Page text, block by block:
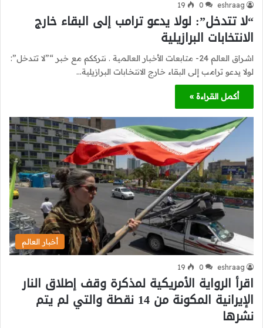
eshraag
0
19
“لا تتدخل”: لولا يدعو ترامب إلى البقاء خارج
الانتخابات البرازيلية
اشراق العالم 24- متابعات الأخبار العالمية . نترككم مع خبر “”لا تتدخل”:
لولا يدعو ترامب إلى البقاء خارج الانتخابات البرازيلية…
أكمل القراءة »
أخبار العالم
eshraag
0
19
اقرأ الرواية الأمريكية لمذكرة وقف إطلاق النار
الإيرانية المكونة من 14 نقطة والتي لم يتم
نشرها